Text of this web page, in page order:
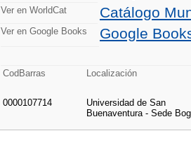
Ver en WorldCat Catálogo
Ver en Google Books Google
CodBarras Localización
0000107714
Universidad de San
Buenaventura - Sede